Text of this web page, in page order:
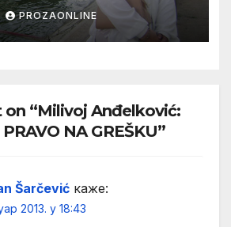
PROZAONLINE
“Milivoj Anđelković:
NA GREŠKU”
Šarčević каже:
2013. у 18:43